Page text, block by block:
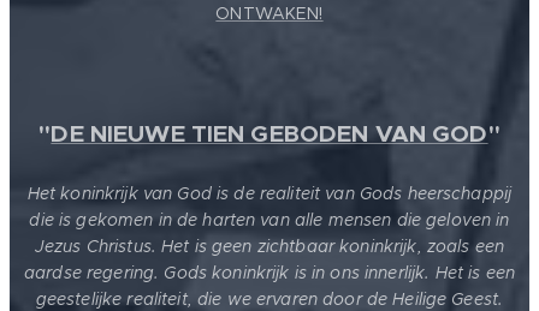
ONTWAKEN!
"DE NIEUWE TIEN GEBODEN VAN GOD"
Het koninkrijk van God is de realiteit van Gods heerschappij
die is gekomen in de harten van alle mensen die geloven in
Jezus Christus. Het is geen zichtbaar koninkrijk, zoals een
aardse regering. Gods koninkrijk is in ons innerlijk. Het is een
geestelijke realiteit, die we ervaren door de Heilige Geest.